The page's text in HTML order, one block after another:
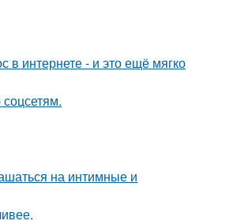
в интернете - и это ещё мягко
на интимные и